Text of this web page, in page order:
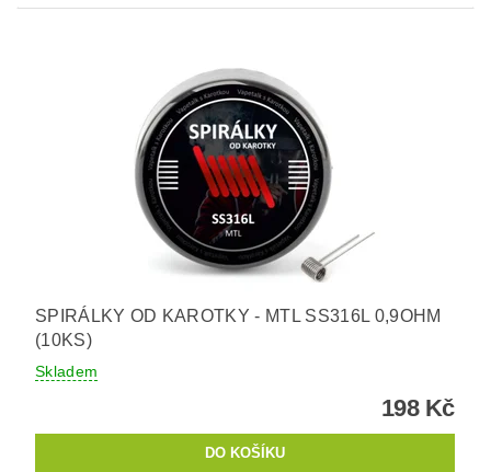
SPIRÁLKY OD KAROTKY - MTL SS316L 0,9OHM
(10KS)
Skladem
198 Kč